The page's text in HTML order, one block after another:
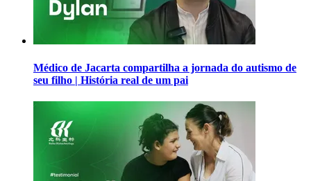
Médico de Jacarta compartilha a jornada do autismo de
seu filho | História real de um pai